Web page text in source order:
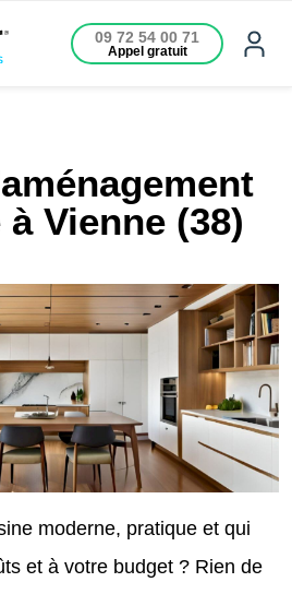
09 72 54 00 71
Appel gratuit
Vienne (38)
moderne, pratique et qui
et à votre budget ? Rien de